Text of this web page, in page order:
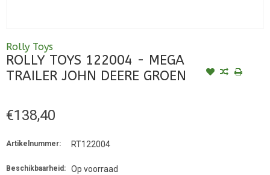
Rolly Toys
ROLLY TOYS 122004 - MEGA
TRAILER JOHN DEERE GROEN
€138,40
Artikelnummer: RT122004
Beschikbaarheid: Op voorraad